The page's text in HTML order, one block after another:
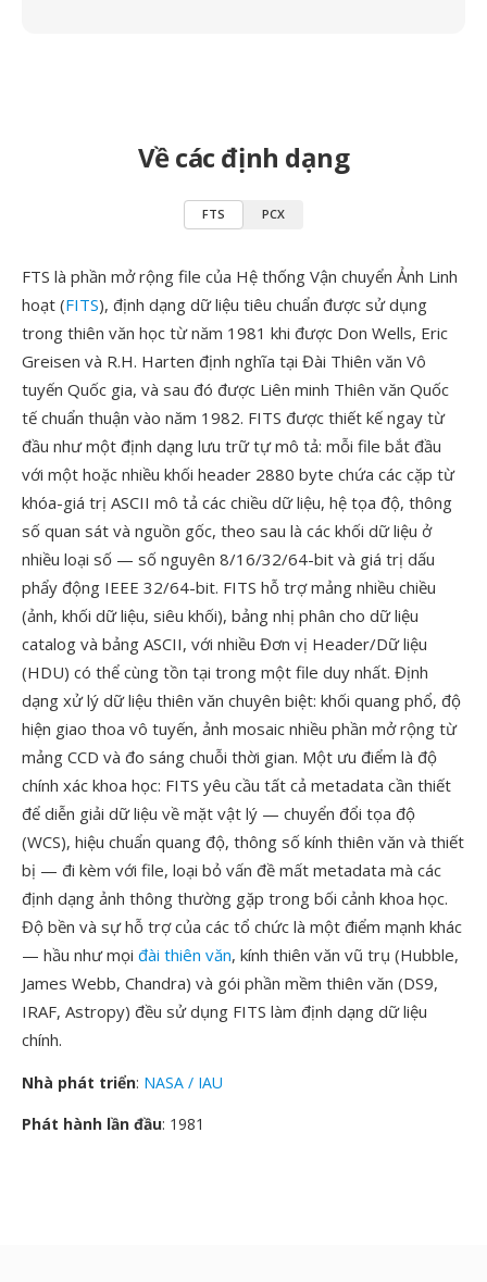
Về các định dạng
FTS PCX
FTS là phần mở rộng file của Hệ thống Vận chuyển Ảnh Linh
hoạt (FITS), định dạng dữ liệu tiêu chuẩn được sử dụng
trong thiên văn học từ năm 1981 khi được Don Wells, Eric
Greisen và R.H. Harten định nghĩa tại Đài Thiên văn Vô
tuyến Quốc gia, và sau đó được Liên minh Thiên văn Quốc
tế chuẩn thuận vào năm 1982. FITS được thiết kế ngay từ
đầu như một định dạng lưu trữ tự mô tả: mỗi file bắt đầu
với một hoặc nhiều khối header 2880 byte chứa các cặp từ
khóa-giá trị ASCII mô tả các chiều dữ liệu, hệ tọa độ, thông
số quan sát và nguồn gốc, theo sau là các khối dữ liệu ở
nhiều loại số — số nguyên 8/16/32/64-bit và giá trị dấu
phẩy động IEEE 32/64-bit. FITS hỗ trợ mảng nhiều chiều
(ảnh, khối dữ liệu, siêu khối), bảng nhị phân cho dữ liệu
catalog và bảng ASCII, với nhiều Đơn vị Header/Dữ liệu
(HDU) có thể cùng tồn tại trong một file duy nhất. Định
dạng xử lý dữ liệu thiên văn chuyên biệt: khối quang phổ, độ
hiện giao thoa vô tuyến, ảnh mosaic nhiều phần mở rộng từ
mảng CCD và đo sáng chuỗi thời gian. Một ưu điểm là độ
chính xác khoa học: FITS yêu cầu tất cả metadata cần thiết
để diễn giải dữ liệu về mặt vật lý — chuyển đổi tọa độ
(WCS), hiệu chuẩn quang độ, thông số kính thiên văn và thiết
bị — đi kèm với file, loại bỏ vấn đề mất metadata mà các
định dạng ảnh thông thường gặp trong bối cảnh khoa học.
Độ bền và sự hỗ trợ của các tổ chức là một điểm mạnh khác
— hầu như mọi đài thiên văn, kính thiên văn vũ trụ (Hubble,
James Webb, Chandra) và gói phần mềm thiên văn (DS9,
IRAF, Astropy) đều sử dụng FITS làm định dạng dữ liệu
chính.
Nhà phát triển: NASA / IAU
Phát hành lần đầu: 1981